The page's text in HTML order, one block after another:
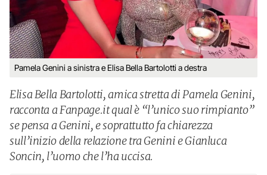
Pamela Genini a sinistra e Elisa Bella Bartolotti a destra
Elisa Bella Bartolotti, amica stretta di Pamela Genini,
racconta a Fanpage.it qual è “l’unico suo rimpianto”
se pensa a Genini, e soprattutto fa chiarezza
sull’inizio della relazione tra Genini e Gianluca
Soncin, l’uomo che l’ha uccisa.